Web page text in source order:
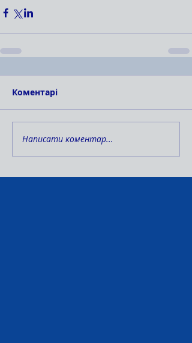
Коментарі
Написати коментар...